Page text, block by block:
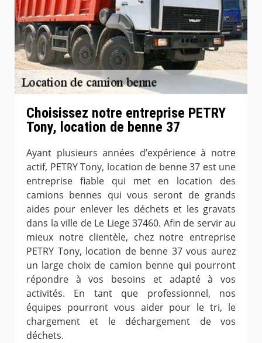
Choisissez notre entreprise PETRY
Tony, location de benne 37
Ayant plusieurs années d’expérience à notre
actif, PETRY Tony, location de benne 37 est une
entreprise fiable qui met en location des
camions bennes qui vous seront de grands
aides pour enlever les déchets et les gravats
dans la ville de Le Liege 37460. Afin de servir au
mieux notre clientèle, chez notre entreprise
PETRY Tony, location de benne 37 vous aurez
un large choix de camion benne qui pourront
répondre à vos besoins et adapté à vos
activités. En tant que professionnel, nos
équipes pourront vous aider pour le tri, le
chargement et le déchargement de vos
déchets.